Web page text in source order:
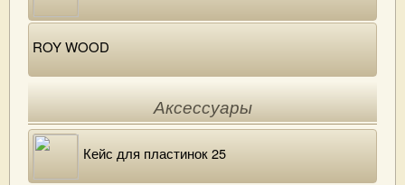
ROY WOOD
Аксессуары
Кейс для пластинок 25